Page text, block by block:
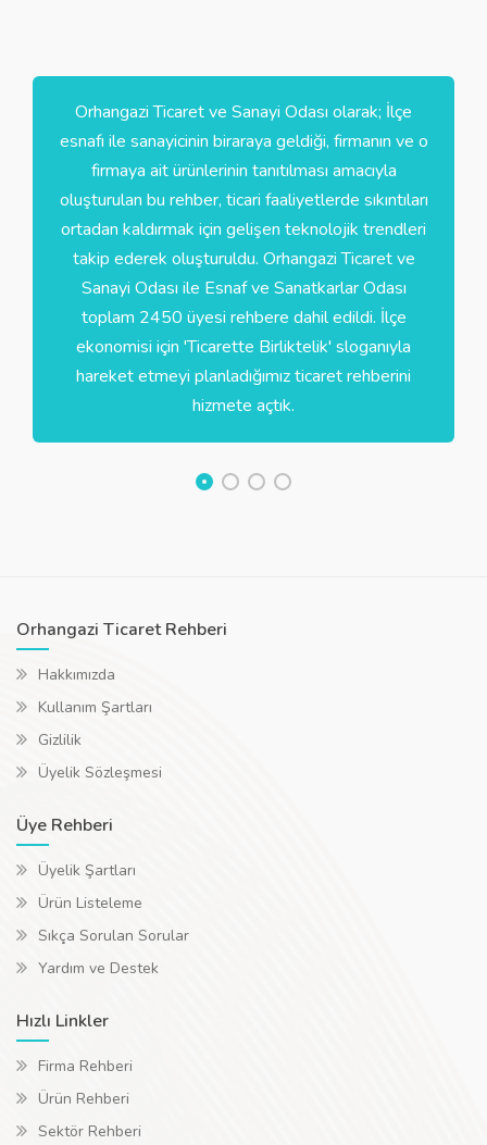
Orhangazi Ticaret ve Sanayi Odası olarak; İlçe
esnafı ile sanayicinin biraraya geldiği, firmanın ve o
firmaya ait ürünlerinin tanıtılması amacıyla
oluşturulan bu rehber, ticari faaliyetlerde sıkıntıları
ortadan kaldırmak için gelişen teknolojik trendleri
takip ederek oluşturuldu. Orhangazi Ticaret ve
Sanayi Odası ile Esnaf ve Sanatkarlar Odası
toplam 2450 üyesi rehbere dahil edildi. İlçe
ekonomisi için 'Ticarette Birliktelik' sloganıyla
hareket etmeyi planladığımız ticaret rehberini
hizmete açtık.
Orhangazi Ticaret Rehberi
Hakkımızda
Kullanım Şartları
Gizlilik
Üyelik Sözleşmesi
Üye Rehberi
Üyelik Şartları
Ürün Listeleme
Sıkça Sorulan Sorular
Yardım ve Destek
Hızlı Linkler
Firma Rehberi
Ürün Rehberi
Sektör Rehberi